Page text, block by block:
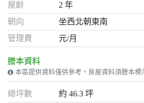
屋齡
2 年
朝向
坐西北朝東南
管理費
元/月
謄本資料
本區提供資料僅供參考，房屋資料須謄本標
總坪數
約 46.3 坪